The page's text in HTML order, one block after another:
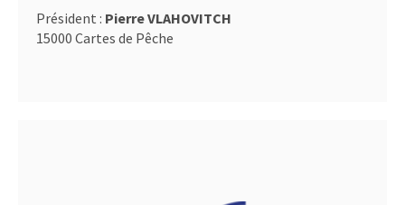
Président : Pierre VLAHOVITCH
15000 Cartes de Pêche